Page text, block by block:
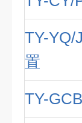
TY-YQ/
置
TY-